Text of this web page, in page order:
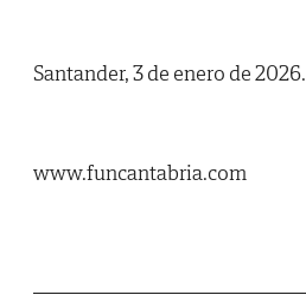
Santander, 3 de enero de 2026.
www.funcantabria.com